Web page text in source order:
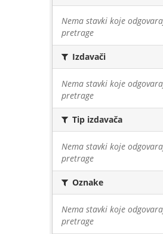
Nema stavki koje
pretrage
Izdavači
Nema stavki koje
pretrage
Tip izdavača
Nema stavki koje
pretrage
Oznake
Nema stavki koje
pretrage